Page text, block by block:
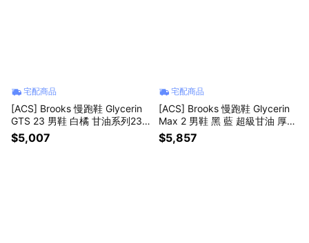
宅配商品
[ACS] Brooks 慢跑鞋 Glycerin
GTS 23 男鞋 白橘 甘油系列23
代 氮氣中底 1105031D228
$5,007
宅配商品
[ACS] Brooks 慢跑鞋 Glycerin
Max 2 男鞋 黑 藍 超級甘油 厚底
1104791D012
$5,857